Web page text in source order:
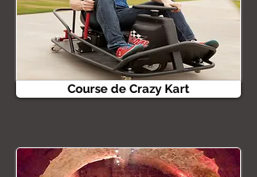
Course de Crazy Kart